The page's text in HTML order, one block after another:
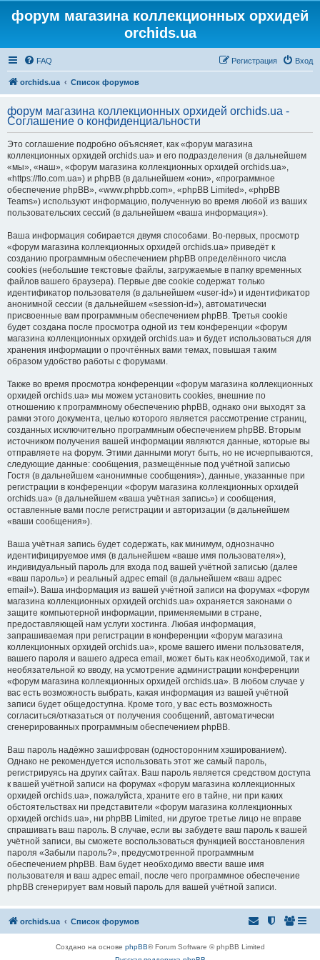
форум магазина коллекционных орхидей
orchids.ua
FAQ Вход
Регистрация
orchids.ua Список форумов
форум магазина коллекционных орхидей orchids.ua -
Соглашение о конфиденциальности
Это соглашение подробно объясняет, как «форум магазина
коллекционных орхидей orchids.ua» и его подразделения (в дальнейшем
«мы», «наш», «форум магазина коллекционных орхидей orchids.ua»,
«https://flo.com.ua») и phpBB (в дальнейшем «они», «программное
обеспечение phpBB», «www.phpbb.com», «phpBB Limited», «phpBB
Teams») используют информацию, полученную во время любой из ваших
пользовательских сессий (в дальнейшем «ваша информация»).
Ваша информация собирается двумя способами. Во-первых, просмотр
«форум магазина коллекционных орхидей orchids.ua» приведёт к
созданию программным обеспечением phpBB определённого числа
cookies (небольшие текстовые файлы, загружаемые в папку временных
файлов вашего браузера). Первые две cookie содержат только
идентификатор пользователя (в дальнейшем «user-id») и идентификатор
анонимной сессии (в дальнейшем «session-id»), автоматически
присвоенные вам программным обеспечением phpBB. Третья cookie
будет создана после просмотра одной из тем конференции «форум
магазина коллекционных орхидей orchids.ua» и будет использоваться для
хранения информации о прочтённых вами темах, повышая таким
образом удобство работы с форумами.
Также во время просмотра конференции «форум магазина коллекционных
орхидей orchids.ua» мы можем установить cookies, внешние по
отношению к программному обеспечению phpBB, однако они выходят за
рамки этого документа, целью которого является рассмотрение страниц,
созданных исключительно программным обеспечением phpBB. Вторым
источником получения вашей информации являются данные, которые вы
отправляете на форум. Этими данными могут быть, но не исчерпываются,
следующие данные: сообщения, размещённые под учётной записью
Гостя (в дальнейшем «анонимные сообщения»), данные, указанные при
регистрации в конференции «форум магазина коллекционных орхидей
orchids.ua» (в дальнейшем «ваша учётная запись») и сообщения,
оставленные вами после регистрации и авторизации (в дальнейшем
«ваши сообщения»).
Ваша учётная запись будет содержать, как минимум, однозначно
идентифицируемое имя (в дальнейшем «ваше имя пользователя»),
индивидуальный пароль для входа под вашей учётной записью (далее
«ваш пароль») и реальный адрес email (в дальнейшем «ваш адрес
email»). Ваша информация из вашей учётной записи на форумах «форум
магазина коллекционных орхидей orchids.ua» охраняется законами о
защите компьютерной информации, применяемыми в стране,
предоставляющей нам услуги хостинга. Любая информация,
запрашиваемая при регистрации в конференции «форум магазина
коллекционных орхидей orchids.ua», кроме вашего имени пользователя,
вашего пароля и вашего адреса email, может быть как необходимой, так и
необязательной ко вводу, на усмотрение администрации конференции
«форум магазина коллекционных орхидей orchids.ua». В любом случае у
вас есть возможность выбрать, какая информация из вашей учётной
записи будет общедоступна. Кроме того, у вас есть возможность
согласиться/отказаться от получения сообщений, автоматически
сгенерированных программным обеспечением phpBB.
Ваш пароль надёжно зашифрован (односторонним хэшированием).
Однако не рекомендуется использовать этот же самый пароль,
регистрируясь на других сайтах. Ваш пароль является средством доступа
к вашей учётной записи на форумах «форум магазина коллекционных
орхидей orchids.ua», пожалуйста, храните его в тайне, ни при каких
обстоятельствах ни представители «форум магазина коллекционных
орхидей orchids.ua», ни phpBB Limited, ни другое третье лицо не вправе
спрашивать ваш пароль. В случае, если вы забудете ваш пароль к вашей
учётной записи, вы сможете воспользоваться функцией восстановления
пароля «Забыли пароль?», предусмотренной программным
обеспечением phpBB. Вам будет необходимо ввести ваше имя
пользователя и ваш адрес email, после чего программное обеспечение
phpBB сгенерирует вам новый пароль для вашей учётной записи.
orchids.ua Список форумов
Создано на основе phpBB® Forum Software © phpBB Limited